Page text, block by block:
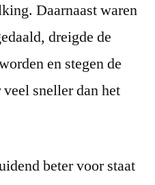
Daarnaast waren
dreigde de
en stegen de
sneller dan het
beter voor staat